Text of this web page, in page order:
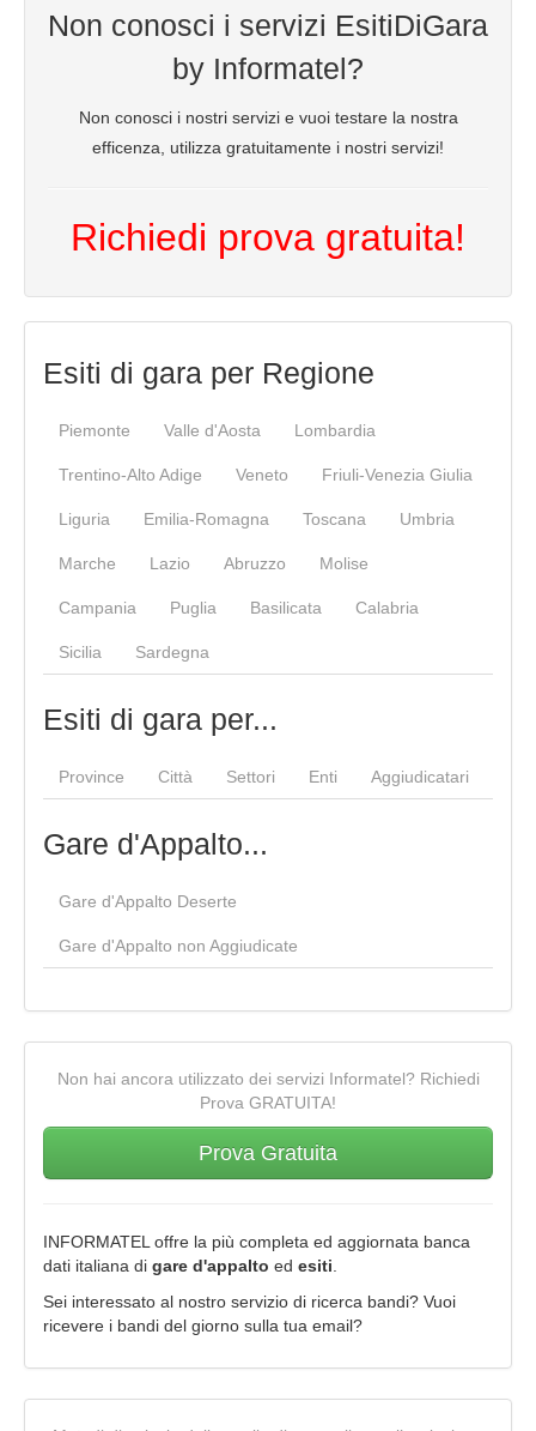
Non conosci i servizi EsitiDiGara
by Informatel?
Non conosci i nostri servizi e vuoi testare la nostra
efficenza, utilizza gratuitamente i nostri servizi!
Richiedi prova gratuita!
Esiti di gara per Regione
Piemonte Valle d'Aosta Lombardia
Trentino-Alto Adige Veneto Friuli-Venezia Giulia
Liguria Emilia-Romagna Toscana Umbria
Marche Lazio Abruzzo Molise
Campania Puglia Basilicata Calabria
Sicilia Sardegna
Esiti di gara per...
Province Città Settori Enti Aggiudicatari
Gare d'Appalto...
Gare d'Appalto Deserte
Gare d'Appalto non Aggiudicate
Non hai ancora utilizzato dei servizi Informatel? Richiedi
Prova GRATUITA!
Prova Gratuita
INFORMATEL offre la più completa ed aggiornata banca
dati italiana di gare d'appalto ed esiti
Sei interessato al nostro servizio di ricerca bandi? Vuoi
ricevere i bandi del giorno sulla tua email?